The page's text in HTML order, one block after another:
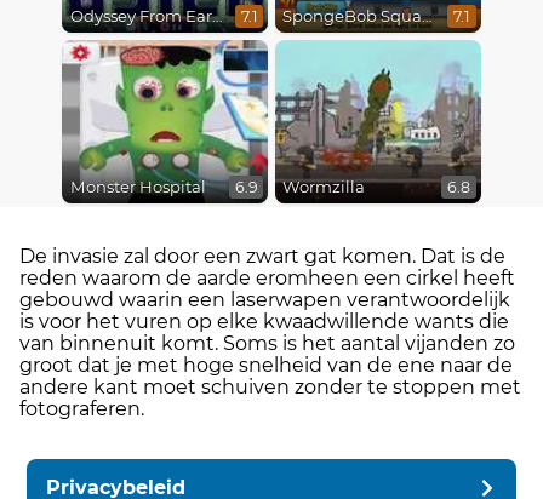
Odyssey From Earth To Space 7.1 SpongeBob SquarePants : Monster Island Adventures 7.1
Monster Hospital 6.9 Wormzilla 6.8
De invasie zal door een zwart gat komen. Dat is de
reden waarom de aarde eromheen een cirkel heeft
gebouwd waarin een laserwapen verantwoordelijk
is voor het vuren op elke kwaadwillende wants die
van binnenuit komt. Soms is het aantal vijanden zo
groot dat je met hoge snelheid van de ene naar de
andere kant moet schuiven zonder te stoppen met
fotograferen.
Privacybeleid